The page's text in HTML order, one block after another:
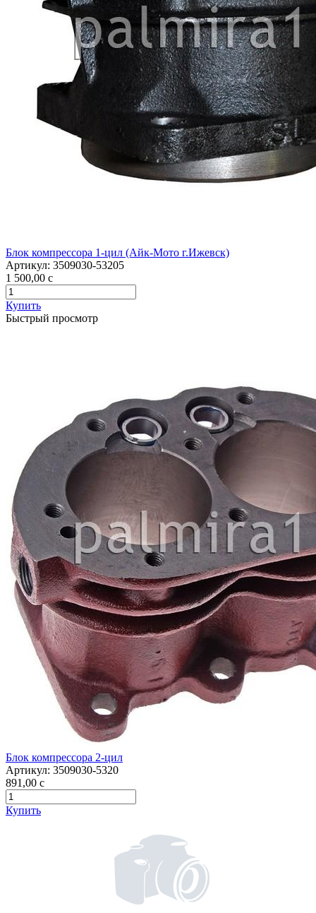
Блок компрессора 1-цил (Айк-Мото г.Ижевск)
Артикул: 3509030-53205
1 500,00 c
Купить
Быстрый просмотр
Блок компрессора 2-цил
Артикул: 3509030-5320
891,00 c
Купить